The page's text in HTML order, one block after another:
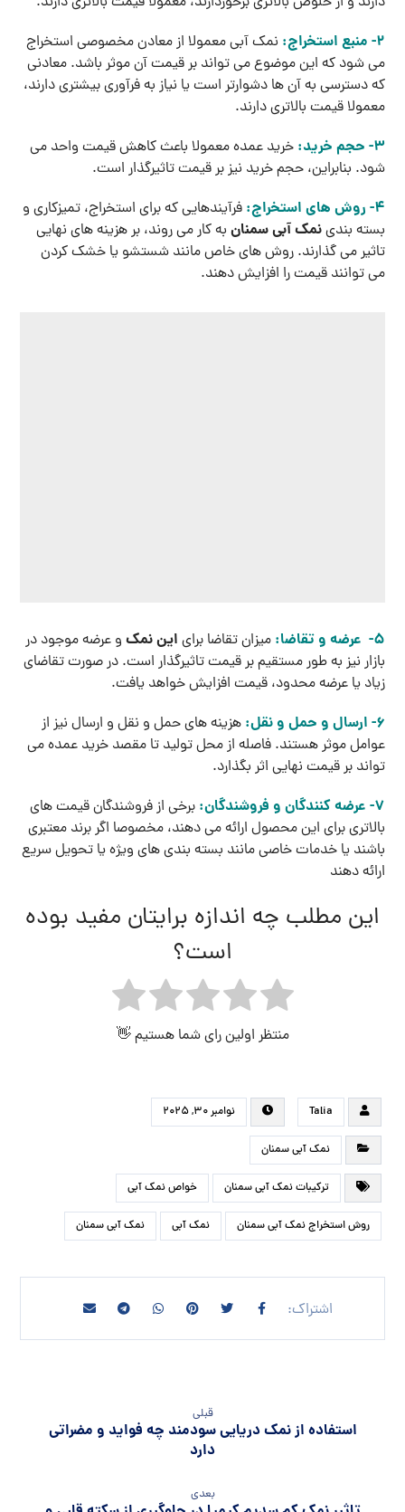
2- منبع استخراج:
نمک آبی معمولا از معادن مخصوصی استخراج
می‌ شود که این موضوع می ‌تواند بر قیمت آن موثر باشد. معادنی
که دسترسی به آن‌ ها دشوارتر است یا نیاز به فرآوری بیشتری دارند،
معمولا قیمت بالاتری دارند.
3- حجم خرید:
خرید عمده معمولا باعث کاهش قیمت واحد می‌
شود. بنابراین، حجم خرید نیز بر قیمت تاثیرگذار است.
4- روش های استخراج:
فرآیندهایی که برای استخراج، تمیزکاری و
بسته ‌بندینمک آبی سمنان به کار می ‌روند، بر هزینه ‌های نهایی
تاثیر می ‌گذارند. روش ‌های خاص مانند شستشو یا خشک کردن
می توانند قیمت را افزایش دهند.
5- عرضه و تقاضا: میزان تقاضا برای ایننمک و عرضه موجود در
بازار نیز به‌ طور مستقیم بر قیمت تاثیرگذار است. در صورت تقاضای
زیاد یا عرضه محدود، قیمت افزایش خواهد یافت.
6- ارسال و حمل و نقل:
هزینه‌ های حمل ‌و نقل و ارسال نیز از
عوامل موثر هستند. فاصله از محل تولید تا مقصد خرید عمده می
‌تواند بر قیمت نهایی اثر بگذارد.
7- عرضه کنندگان و فروشندگان:
برخی از فروشندگان قیمت ‌های
بالاتری برای این محصول ارائه می دهند، مخصوصا اگر برند معتبری
باشند یا خدمات خاصی مانند بسته‌ بندی‌ های ویژه یا تحویل سریع
ارائه دهند
این مطلب چه اندازه برایتان مفید بوده
است؟
منتظر اولین رای شما هستیم 👋
Talia نوامبر ۳۰, ۲۰۲۵
نمک آبی سمنان
ترکیبات نمک آبی سمنان خواص نمک آبی
روش استخراج نمک آبی سمنان نمک آبی نمک آبی سمنان
قبلی
استفاده از نمک دریایی سودمند چه فواید و مضراتی
دارد
بعدی